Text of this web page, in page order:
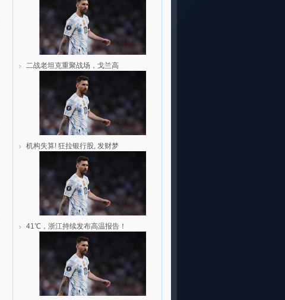
二战老坦克重聚战场，戈兰高
机构失算! 狂拉银行股, 发财梦
41℃，浙江持续发布高温报告！